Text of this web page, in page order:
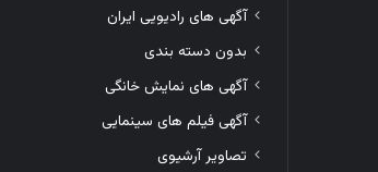
آگهی های رادیویی ایران
بدون دسته بندی
آگهی های نمایش خانگی
آگهی فیلم های سینمایی
تصاویر آرشیوی